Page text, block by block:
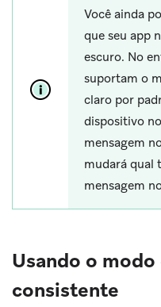
Você ainda
que seu app
escuro. No
suportam o
claro por
dispositivo
mensagem
mudará qual
mensagem
Usando o
consistente